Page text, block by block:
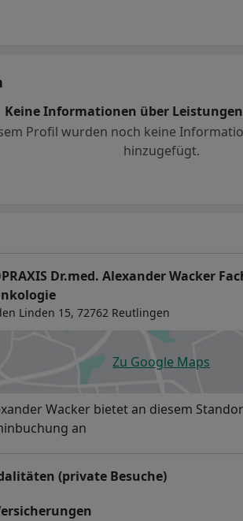
Keine Informationen über
Profil wurden noch keine
hinzugefügt.
Dr.med. Alexander Wacker
Linden 15, 72762 Reutlingen
Zu Google Maps
öffnet in
Wacker bietet an diesem
an
(private Besuche)